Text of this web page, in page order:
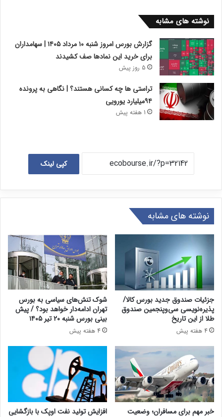
نوشته های مشابه
گزارش بورس امروز شنبه ۱۰ مرداد ۱۴۰۵ | سهامداران
برای خرید این نمادها صف کشیدند
5 روز پیش
تراستی ها چه کسانی هستند؟ | نگاهی به پرونده
۹۴میلیارد یورویی
1 هفته پیش
کپی لینک
نوشته های مشابه
جزئیات صندوق جدید بورس کالا/
پذیره‌نویسی سی‌وپنجمین صندوق
طلا از این تاریخ
4 هفته پیش
شوک تنش‌های سیاسی به بورس
تهران ادامه‌دار خواهد بود؟ / پیش
بینی بورس شنبه ۲۰ تیر ۱۴۰۵
4 هفته پیش
خبر مهم برای مسافران؛ وضعیت
افزایش تولید نفت اوپک با بازگشایی